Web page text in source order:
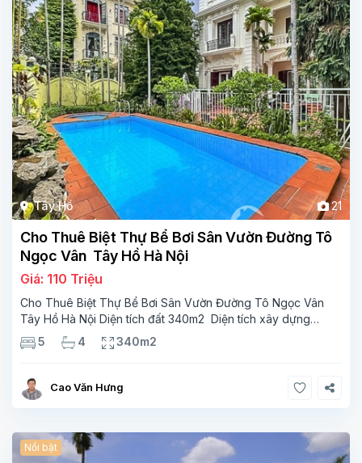
Tây Hồ 21
Cho Thuê Biệt Thự Bể Bơi Sân Vườn Đường Tô
Ngọc Vân Tây Hồ Hà Nội
Giá: 110 Triệu
Cho Thuê Biệt Thự Bể Bơi Sân Vườn Đường Tô Ngọc Vân
Tây Hồ Hà Nội Diện tích đất 340m2 Diện tích xây dựng
110m2 Xây 3 tầng, 5 phòng ngủ 4 phòng tắm Tầng 1, ,
phòng khách , phòng bếp-1wc Tầng 2, 3
5 4 340m2
Cao Văn Hưng
Nổi bật